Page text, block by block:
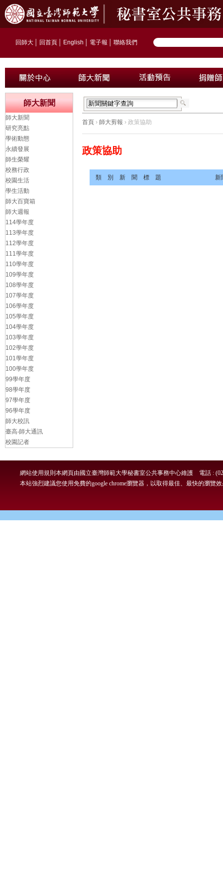
回師大 回首頁 English 電子報 聯絡我們
首頁 › 師大剪報 › 政策協助
政策協助
類 別 新 聞 標 題 新
師大新聞
師大新聞
研究亮點
學術動態
永續發展
師生榮耀
校務行政
校園生活
學生活動
師大百寶箱
師大週報
114學年度
113學年度
112學年度
111學年度
110學年度
109學年度
108學年度
107學年度
106學年度
105學年度
104學年度
103學年度
102學年度
101學年度
100學年度
99學年度
98學年度
97學年度
96學年度
師大校訊
臺高‧師大通訊
校園記者
本網頁由國立臺灣師範大學秘書室公共事務中心維護 電話 :
網站使用規則
本站強烈建議您使用免費的google chrome瀏覽器，以取得最佳、最快的瀏覽